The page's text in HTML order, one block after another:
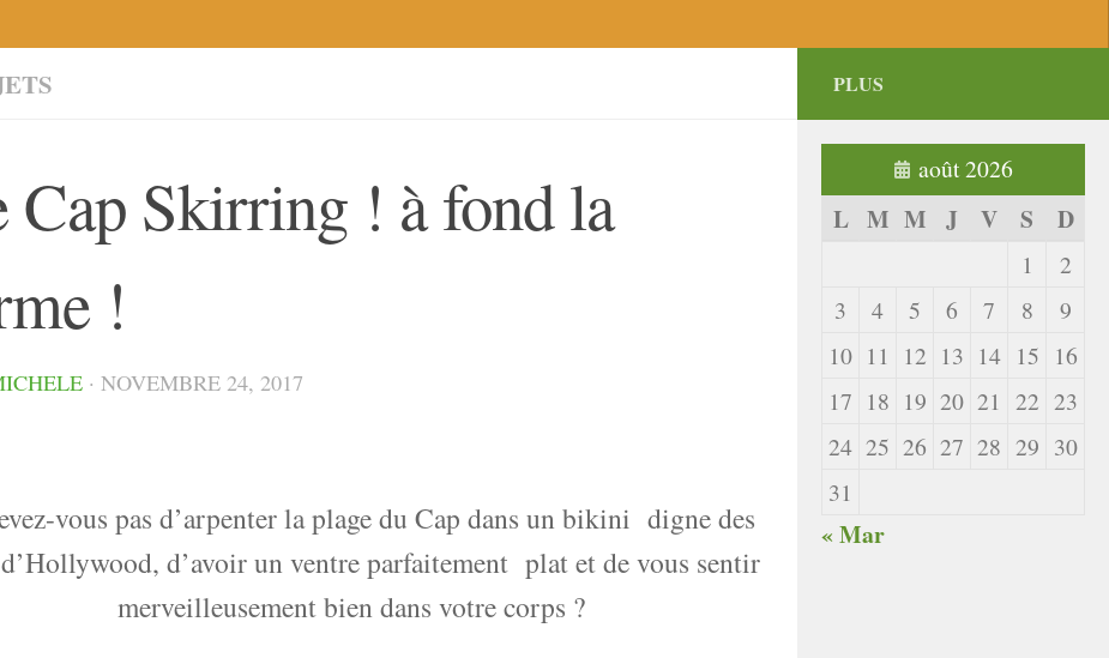
Cap Skirring ! à fond la
!
· NOVEMBRE 24, 2017
vous pas d’arpenter la plage du Cap dans un bikini digne des
d’avoir un ventre parfaitement plat et de vous sentir
merveilleusement bien dans votre corps ?
PLUS
août 2026
L M M J V S D
1
2
3
4 5 6 7 8
9
10 11 12 13 14 15 16
17 18 19 20 21 22 23
24 25 26 27 28 29 30
31
« Mar